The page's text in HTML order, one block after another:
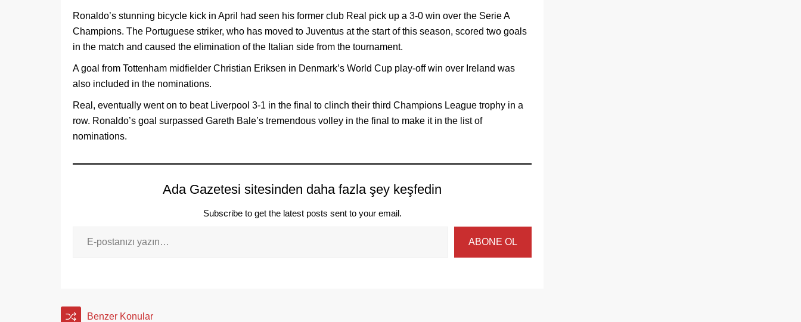
Ronaldo’s stunning bicycle kick in April had seen his former club Real pick up a 3-0 win over the Serie A
Champions. The Portuguese striker, who has moved to Juventus at the start of this season, scored two goals
in the match and caused the elimination of the Italian side from the tournament.
A goal from Tottenham midfielder Christian Eriksen in Denmark’s World Cup play-off win over Ireland was
also included in the nominations.
Real, eventually went on to beat Liverpool 3-1 in the final to clinch their third Champions League trophy in a
row. Ronaldo’s goal surpassed Gareth Bale’s tremendous volley in the final to make it in the list of
nominations.
Ada Gazetesi sitesinden daha fazla şey keşfedin
Subscribe to get the latest posts sent to your email.
ABONE OL
Benzer Konular